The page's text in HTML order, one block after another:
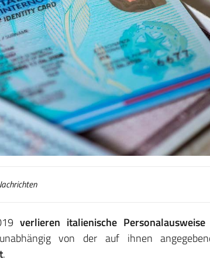
verlieren italienische
von der auf ihnen
.